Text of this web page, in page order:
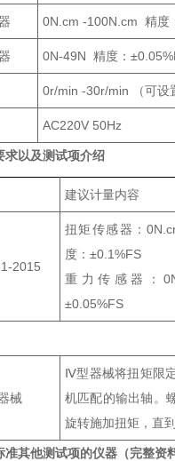
0N.cm -100N.cm 精度
0N-49N 精度：
0r/min -30r/min （可设
AC220V 50Hz
求以及测试项介绍
建议计量内容
2015
扭矩传感器：
度：±0.1%FS
重力传感器：
±0.05%FS
械
Ⅳ型器械将扭矩限
机匹配的输出轴。
旋转施加扭矩，直
准其他测试项的仪器（完整资